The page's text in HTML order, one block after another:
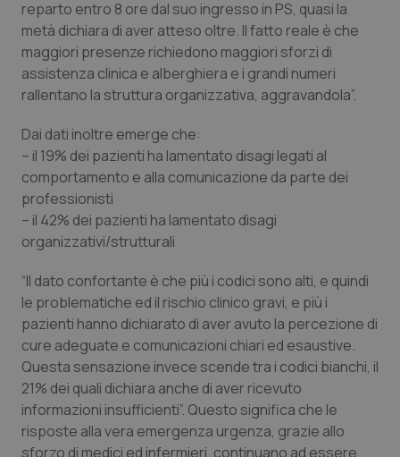
reparto entro 8 ore dal suo ingresso in PS, quasi la
metà dichiara di aver atteso oltre. Il fatto reale è che
maggiori presenze richiedono maggiori sforzi di
assistenza clinica e alberghiera e i grandi numeri
rallentano la struttura organizzativa, aggravandola”.
Dai dati inoltre emerge che:
– il 19% dei pazienti ha lamentato disagi legati al
comportamento e alla comunicazione da parte dei
professionisti
– il 42% dei pazienti ha lamentato disagi
organizzativi/strutturali
“Il dato confortante è che più i codici sono alti, e quindi
le problematiche ed il rischio clinico gravi, e più i
pazienti hanno dichiarato di aver avuto la percezione di
cure adeguate e comunicazioni chiari ed esaustive.
Questa sensazione invece scende tra i codici bianchi, il
21% dei quali dichiara anche di aver ricevuto
informazioni insufficienti”. Questo significa che le
risposte alla vera emergenza urgenza, grazie allo
sforzo di medici ed infermieri, continuano ad essere
Nome
Fornitore /Dominio
VISITOR_PRIVACY_METADATA
YouTube
.youtube.com
CookieScriptConsent
CookieScript
www.quotidianosanita.it
5